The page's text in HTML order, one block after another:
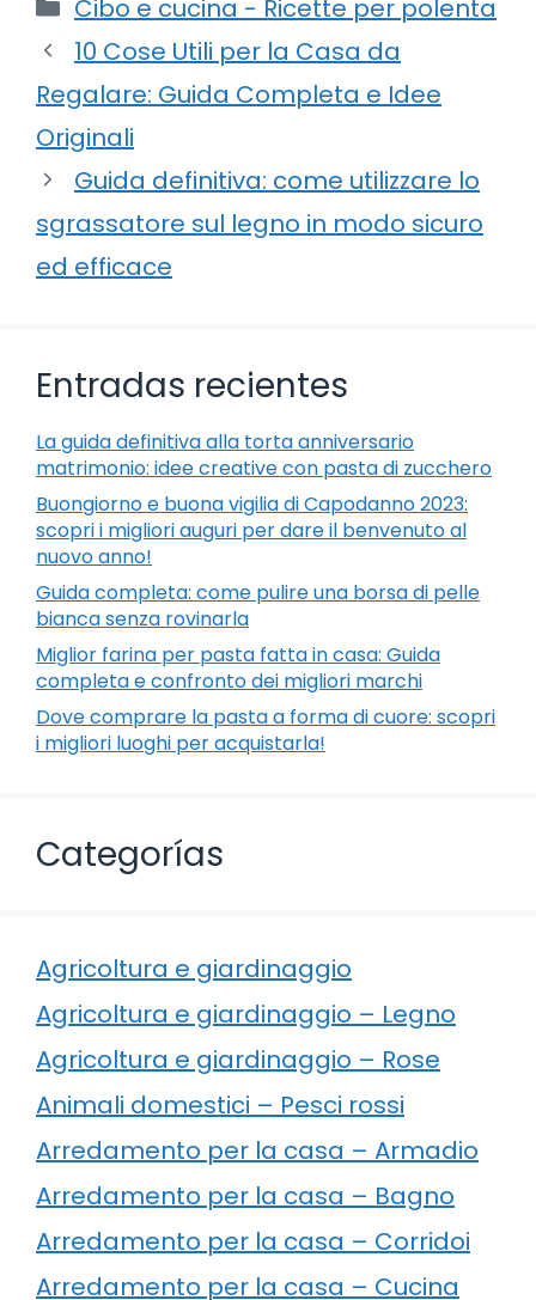
Cibo e cucina - Ricette per polenta
10 Cose Utili per la Casa da
Regalare: Guida Completa e Idee
Originali
Guida definitiva: come utilizzare lo
sgrassatore sul legno in modo sicuro
ed efficace
Entradas recientes
La guida definitiva alla torta anniversario
matrimonio: idee creative con pasta di zucchero
Buongiorno e buona vigilia di Capodanno 2023:
scopri i migliori auguri per dare il benvenuto al
nuovo anno!
Guida completa: come pulire una borsa di pelle
bianca senza rovinarla
Miglior farina per pasta fatta in casa: Guida
completa e confronto dei migliori marchi
Dove comprare la pasta a forma di cuore: scopri
i migliori luoghi per acquistarla!
Categorías
Agricoltura e giardinaggio
Agricoltura e giardinaggio – Legno
Agricoltura e giardinaggio – Rose
Animali domestici – Pesci rossi
Arredamento per la casa – Armadio
Arredamento per la casa – Bagno
Arredamento per la casa – Corridoi
Arredamento per la casa – Cucina